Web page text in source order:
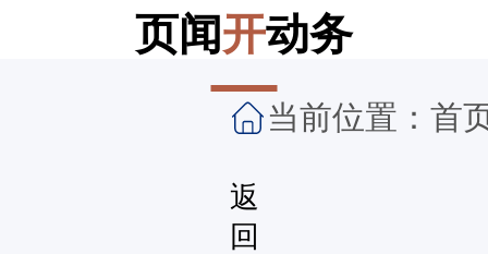
页闻开动务
当前位置： 首
返
回